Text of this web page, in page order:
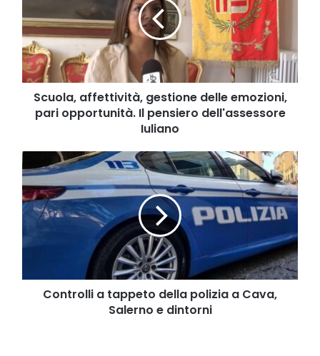
emozioni,
pari
opportunità.
Il
pensiero
dell'assessore
Iuliano
Scuola, affettività, gestione delle emozioni,
pari opportunità. Il pensiero dell'assessore
Iuliano
Controlli
a
tappeto
della
polizia
Cava,
e
dintorni
Controlli a tappeto della polizia a Cava,
Salerno e dintorni